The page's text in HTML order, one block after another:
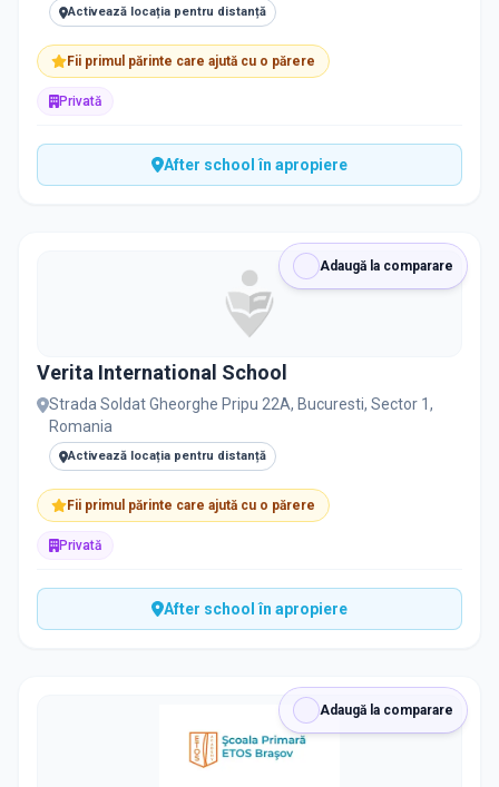
Activează locația pentru distanță
Fii primul părinte care ajută cu o părere
Privată
After school în apropiere
Adaugă la comparare
Verita International School
Strada Soldat Gheorghe Pripu 22A, Bucuresti, Sector 1,
Romania
Activează locația pentru distanță
Fii primul părinte care ajută cu o părere
Privată
After school în apropiere
Adaugă la comparare